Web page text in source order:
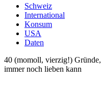
Schweiz
International
Konsum
USA
Daten
40 (momoll, vierzig!)
immer noch lieben kann